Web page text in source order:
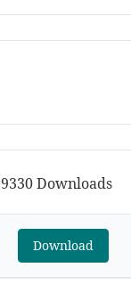
9330 Downloads
Download